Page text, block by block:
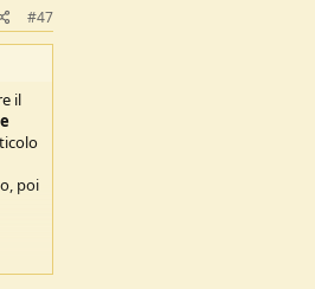
#47
il
poi